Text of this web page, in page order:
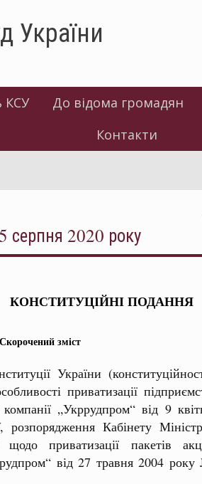
України
КСУ До відома громадян
Контакти
серпня 2020 року
КОНСТИТУЦІЙНІ ПОДАННЯ
Скорочений зміст
України
приватизації
„Укррудпром“ від 9
Кабінету
приватизації пакетів
від 27 травня 2004